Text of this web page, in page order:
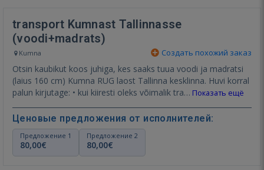
transport Kumnast Tallinnasse
(voodi+madrats)
Kumna Создать похожий заказ
Otsin kaubikut koos juhiga, kes saaks tuua voodi ja madratsi
(laius 160 cm) Kumna RUG laost Tallinna kesklinna. Huvi korral
palun kirjutage: • kui kiiresti oleks võimalik tra… Показать ещё
Ценовые предложения от исполнителей:
Предложение 1
80,00€
Предложение 2
80,00€